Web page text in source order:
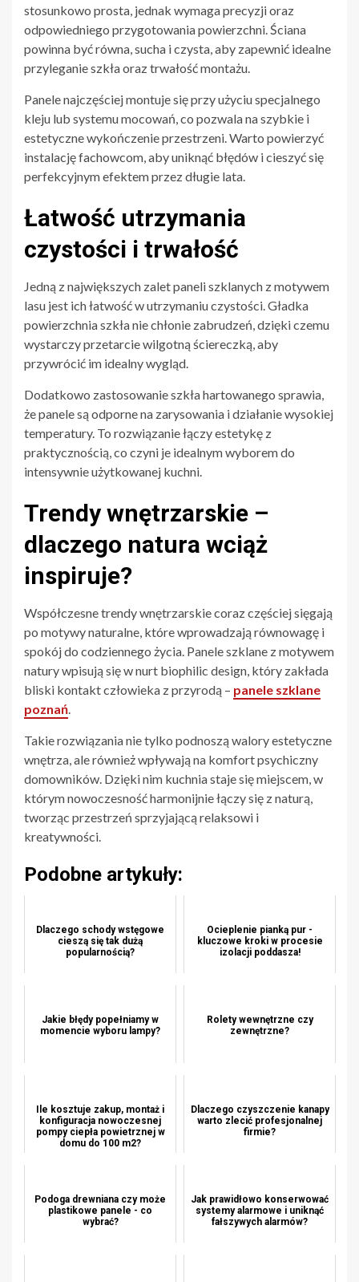
stosunkowo prosta, jednak wymaga precyzji oraz
odpowiedniego przygotowania powierzchni. Ściana
powinna być równa, sucha i czysta, aby zapewnić idealne
przyleganie szkła oraz trwałość montażu.
Panele najczęściej montuje się przy użyciu specjalnego
kleju lub systemu mocowań, co pozwala na szybkie i
estetyczne wykończenie przestrzeni. Warto powierzyć
instalację fachowcom, aby uniknąć błędów i cieszyć się
perfekcyjnym efektem przez długie lata.
Łatwość utrzymania
czystości i trwałość
Jedną z największych zalet paneli szklanych z motywem
lasu jest ich łatwość w utrzymaniu czystości. Gładka
powierzchnia szkła nie chłonie zabrudzeń, dzięki czemu
wystarczy przetarcie wilgotną ściereczką, aby
przywrócić im idealny wygląd.
Dodatkowo zastosowanie szkła hartowanego sprawia,
że panele są odporne na zarysowania i działanie wysokiej
temperatury. To rozwiązanie łączy estetykę z
praktycznością, co czyni je idealnym wyborem do
intensywnie użytkowanej kuchni.
Trendy wnętrzarskie –
dlaczego natura wciąż
inspiruje?
Współczesne trendy wnętrzarskie coraz częściej sięgają
po motywy naturalne, które wprowadzają równowagę i
spokój do codziennego życia. Panele szklane z motywem
natury wpisują się w nurt biophilic design, który zakłada
bliski kontakt człowieka z przyrodą – panele szklane
poznań.
Takie rozwiązania nie tylko podnoszą walory estetyczne
wnętrza, ale również wpływają na komfort psychiczny
domowników. Dzięki nim kuchnia staje się miejscem, w
którym nowoczesność harmonijnie łączy się z naturą,
tworząc przestrzeń sprzyjającą relaksowi i
kreatywności.
Podobne artykuły:
Dlaczego schody wstęgowe
cieszą się tak dużą
popularnością?
Ocieplenie pianką pur -
kluczowe kroki w procesie
izolacji poddasza!
Jakie błędy popełniamy w
momencie wyboru lampy?
Rolety wewnętrzne czy
zewnętrzne?
Ile kosztuje zakup, montaż i
konfiguracja nowoczesnej
pompy ciepła powietrznej w
domu do 100 m2?
Dlaczego czyszczenie kanapy
warto zlecić profesjonalnej
firmie?
Podoga drewniana czy może
plastikowe panele - co
wybrać?
Jak prawidłowo konserwować
systemy alarmowe i uniknąć
fałszywych alarmów?